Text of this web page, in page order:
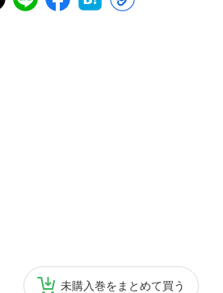
未購入巻をまとめて買う